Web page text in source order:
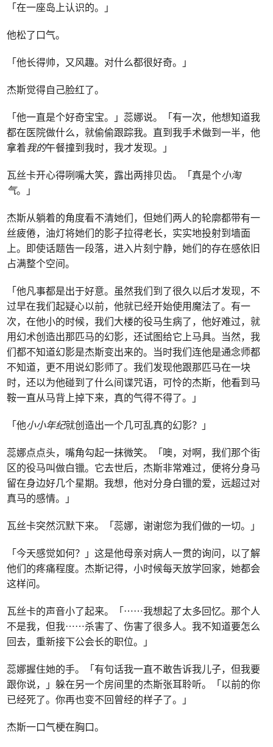
「在一座岛上认识的。」
他松了口气。
「他长得帅，又风趣。对什么都很好奇。」
杰斯觉得自己脸红了。
「他一直是个好奇宝宝。」蕊娜说。「有一次，他想知道我
都在医院做什么，就偷偷跟踪我。直到我手术做到一半，他
拿着我的午餐撞到我时，我才发现。」
瓦丝卡开心得咧嘴大笑，露出两排贝齿。「真是个小淘
气。」
杰斯从躺着的角度看不清她们，但她们两人的轮廓都带有一
丝疲倦，油灯将她们的影子拉得老长，实实地投射到墙面
上。即使话题告一段落，进入片刻宁静，她们的存在感依旧
占满整个空间。
「他凡事都是出于好意。虽然我们到了很久以后才发现，不
过早在我们起疑心以前，他就已经开始使用魔法了。有一
次，在他小的时候，我们大楼的役马生病了，他好难过，就
用幻术创造出那匹马的幻影，还试图给它上马具。当然，我
们都不知道幻影是杰斯变出来的。当时我们连他是通念师都
不知道，更不用说幻影师了。我们发现他跟那匹马在一块
时，还以为他碰到了什么间谍咒语，可怜的杰斯，他看到马
鞍一直从马背上掉下来，真的气得不得了。」
「他小小年纪就创造出一个几可乱真的幻影？」
蕊娜点点头，嘴角勾起一抹微笑。「噢，对啊，我们那个街
区的役马叫做白镴。它去世后，杰斯非常难过，便将分身马
留在身边好几个星期。我想，他对分身白镴的爱，远超过对
真马的感情。」
瓦丝卡突然沉默下来。「蕊娜，谢谢您为我们做的一切。」
「今天感觉如何？」这是他母亲对病人一贯的询问，以了解
他们的疼痛程度。杰斯记得，小时候每天放学回家，她都会
这样问。
瓦丝卡的声音小了起来。「⋯⋯我想起了太多回忆。那个人
不是我，但我⋯⋯杀害了、伤害了很多人。我不知道要怎么
回去，重新接下公会长的职位。」
蕊娜握住她的手。「有句话我一直不敢告诉我儿子，但我要
跟你说，」躲在另一个房间里的杰斯张耳聆听。「以前的你
已经死了。你再也变不回曾经的样子了。」
杰斯一口气梗在胸口。